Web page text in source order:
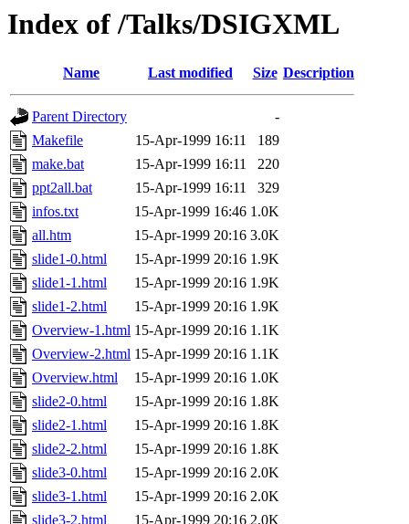
Index of /Talks/DSIGXML
Name Last modified Size Description
Parent Directory
-
Makefile
15-Apr-1999 16:11
189
make.bat
15-Apr-1999 16:11
220
ppt2all.bat
15-Apr-1999 16:11
329
infos.txt
15-Apr-1999 16:46 1.0K
all.htm
15-Apr-1999 20:16 3.0K
slide1-0.html
15-Apr-1999 20:16 1.9K
slide1-1.html
15-Apr-1999 20:16 1.9K
slide1-2.html
15-Apr-1999 20:16 1.9K
Overview-1.html 15-Apr-1999 20:16 1.1K
Overview-2.html 15-Apr-1999 20:16 1.1K
Overview.html
15-Apr-1999 20:16 1.0K
slide2-0.html
15-Apr-1999 20:16 1.8K
slide2-1.html
15-Apr-1999 20:16 1.8K
slide2-2.html
15-Apr-1999 20:16 1.8K
slide3-0.html
15-Apr-1999 20:16 2.0K
slide3-1.html
15-Apr-1999 20:16 2.0K
slide3-2.html
15-Apr-1999 20:16 2.0K